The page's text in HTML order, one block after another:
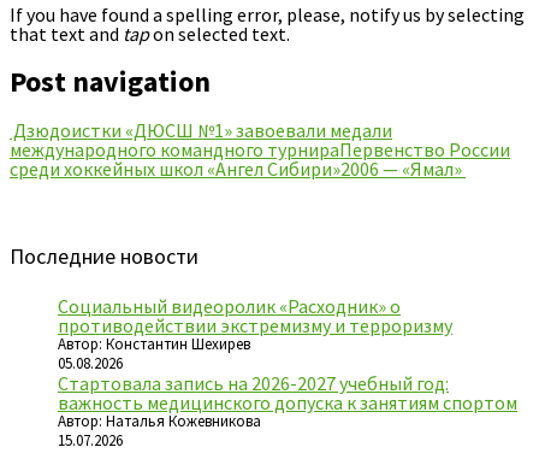
If you have found a spelling error, please, notify us by selecting
that text and tapon selected text.
Post navigation
Дзюдоистки «ДЮСШ №1» завоевали медали
международного командного турнираПервенство России
среди хоккейных школ «Ангел Сибири»2006 — «Ямал»
Последние новости
Социальный видеоролик «Расходник» о
противодействии экстремизму и терроризму
Автор: Константин Шехирев
05.08.2026
Стартовала запись на 2026-2027 учебный год:
важность медицинского допуска к занятиям спортом
Автор: Наталья Кожевникова
15.07.2026